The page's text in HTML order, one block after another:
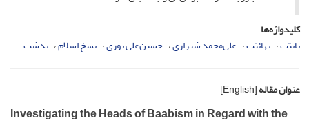
کلیدواژه‌ها
بابیّت بهائیّت علی‌محمد شیرازی حسین‌علی نوری نسخ اسلام بدشت
عنوان مقاله[English]
Investigating the Heads of Baabism in Regard with the